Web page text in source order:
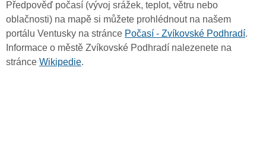
Předpověď počasí (vývoj srážek, teplot, větru nebo
oblačnosti) na mapě si můžete prohlédnout na našem
portálu Ventusky na stránce Počasí - Zvíkovské Podhradí.
Informace o městě Zvíkovské Podhradí nalezenete na
stránce Wikipedie.